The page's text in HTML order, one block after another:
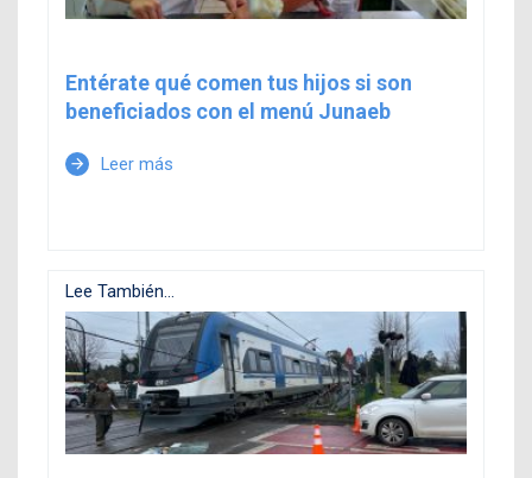
Entérate qué comen tus hijos si son
beneficiados con el menú Junaeb
arrow_forward Leer más
Lee También...